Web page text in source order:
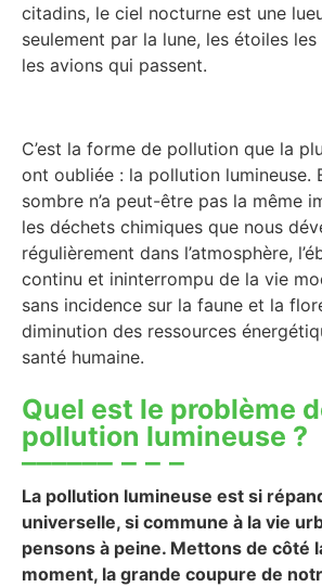
citadins, le ciel nocturne est une
seulement par la lune, les étoiles
les avions qui passent.
C’est la forme de pollution que la
ont oubliée : la pollution lumineuse.
sombre n’a peut-être pas la même
les déchets chimiques que nous
régulièrement dans l’atmosphère,
continu et ininterrompu de la vie
sans incidence sur la faune et la
diminution des ressources
santé humaine.
Quel est le problème
pollution lumineuse ?
La pollution lumineuse est si
universelle, si commune à la vie
pensons à peine. Mettons de côté
moment, la grande coupure de